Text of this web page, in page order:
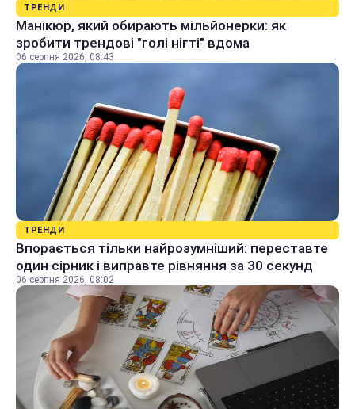
ТРЕНДИ
Манікюр, який обирають мільйонерки: як
зробити трендові "голі нігті" вдома
06 серпня 2026, 08:43
ТРЕНДИ
Впорається тільки найрозумніший: переставте
один сірник і виправте рівняння за 30 секунд
06 серпня 2026, 08:02